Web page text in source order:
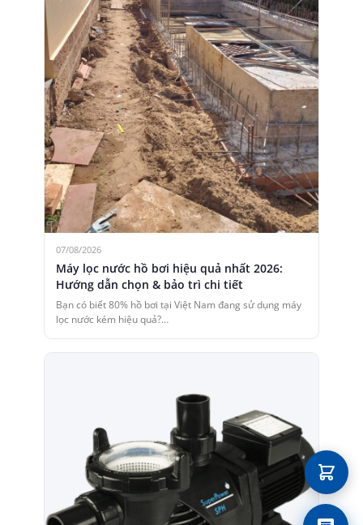
07/08/2026
Máy lọc nước hồ bơi hiệu quả nhất 2026:
Hướng dẫn chọn & bảo trì chi tiết
Bạn có biết 80% hồ bơi tại Việt Nam đang sử dụng máy
lọc nước kém hiệu quả?…